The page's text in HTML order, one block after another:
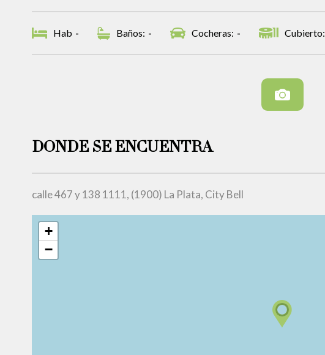
Hab - Baños: - Cocheras: - Cubierto:
DONDE SE ENCUENTRA
calle 467 y 138 1111, (1900) La Plata, City Bell
+
−